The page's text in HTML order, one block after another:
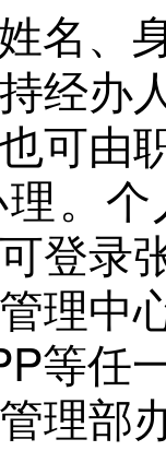
名、
经办
可由
。
登录
理中
等任
理部